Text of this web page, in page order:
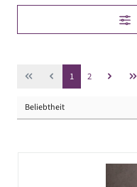
Seite
1 Seite
2